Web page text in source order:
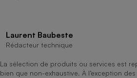
Laurent Baubeste
Rédacteur technique
La sélection de produits ou services est
bien que non-exhaustive. À l’exception